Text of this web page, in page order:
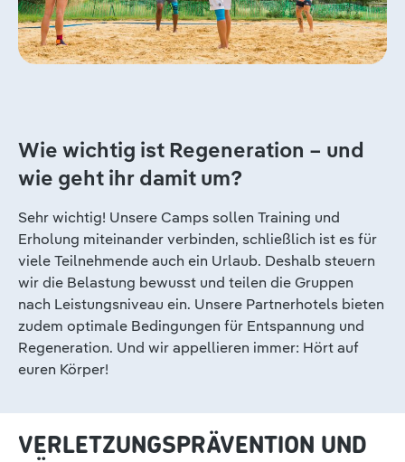
Wie wichtig ist Regeneration – und
wie geht ihr damit um?
Sehr wichtig! Unsere Camps sollen Training und
Erholung miteinander verbinden, schließlich ist es für
viele Teilnehmende auch ein Urlaub. Deshalb steuern
wir die Belastung bewusst und teilen die Gruppen
nach Leistungsniveau ein. Unsere Partnerhotels bieten
zudem optimale Bedingungen für Entspannung und
Regeneration. Und wir appellieren immer: Hört auf
euren Körper!
VERLETZUNGSPRÄVENTION UND